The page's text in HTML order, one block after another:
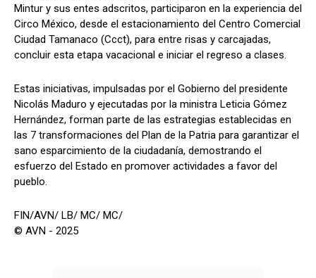
Mintur y sus entes adscritos, participaron en la experiencia del
Circo México, desde el estacionamiento del Centro Comercial
Ciudad Tamanaco (Ccct), para entre risas y carcajadas,
concluir esta etapa vacacional e iniciar el regreso a clases.
Estas iniciativas, impulsadas por el Gobierno del presidente
Nicolás Maduro y ejecutadas por la ministra Leticia Gómez
Hernández, forman parte de las estrategias establecidas en
las 7 transformaciones del Plan de la Patria para garantizar el
sano esparcimiento de la ciudadanía, demostrando el
esfuerzo del Estado en promover actividades a favor del
pueblo.
FIN/AVN/ LB/ MC/ MC/
© AVN - 2025